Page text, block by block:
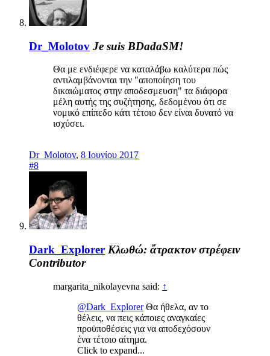
Dr_Molotov Je suis BDadaSM!
Θα με ενδιέφερε να καταλάβω καλύτερα πώς
αντιλαμβάνονται την "αποποίηση του
δικαιώματος στην αποδεσμευση" τα διάφορα
μέλη αυτής της συζήτησης, δεδομένου ότι σε
νομικό επίπεδο κάτι τέτοιο δεν είναι δυνατό να
ισχύσει.
Dr_Molotov, 8 Ιουνίου 2017
#8
Dark_Explorer Κλωθώ: ἄτρακτον στρέφειν
Contributor
margarita_nikolayevna said: ↑
@Dark_ExplorerΘα ήθελα, αν το
θέλεις, να πεις κάποιες αναγκαίες
προϋποθέσεις για να αποδεχόσουν
ένα τέτοιο αίτημα.
Click to expand...